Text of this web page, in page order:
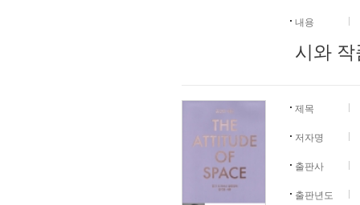
내용
시와
제목
저자명
출판사
출판년도